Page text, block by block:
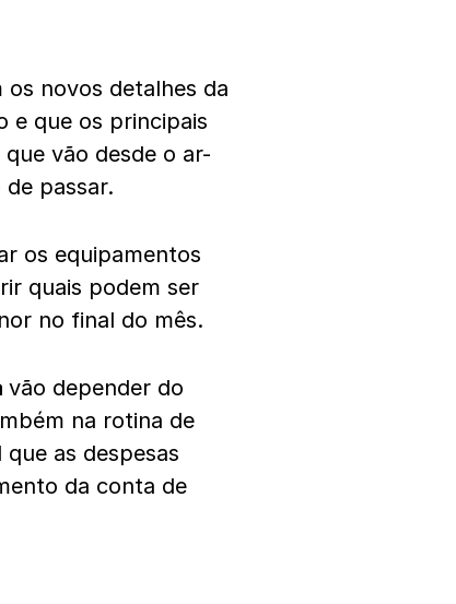
novos detalhes da
e que os principais
vão desde o ar-
passar.
os equipamentos
quais podem ser
no final do mês.
vão depender do
na rotina de
as despesas
da conta de